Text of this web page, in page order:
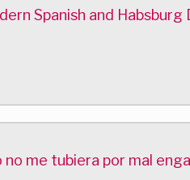
Spanish and Habsburg
me tubiera por mal